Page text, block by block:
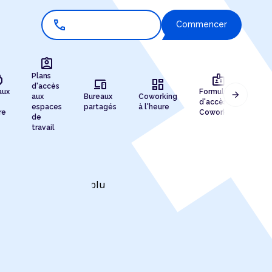
call Commencer
assignment_ind
Plans
d'accès
aux
espaces
de
travail
devices
Bureaux
partagés
dashboard
Coworking
à l'heure
badge
Formules
d'accès au
Coworking
arrow_forward